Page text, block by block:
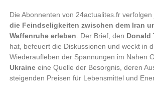
Die Abonnenten von 24actualites.fr
die Feindseligkeiten zwischen dem Iran
Waffenruhe erleben . Der Brief, den Donald
hat, befeuert die Diskussionen und weckt in
Wiederaufleben der Spannungen im Nahen
Ukraine eine Quelle der Besorgnis, deren
steigenden Preisen für Lebensmittel und